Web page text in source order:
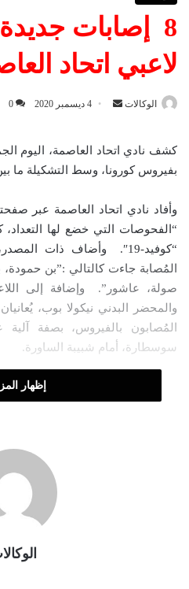
8 إصابات
لاعبي اتحاد
الوكالات
ب
د
إ
ل
ك
ت
ر
و
4 ديسمبر 2020 0
بفيروس كورونا، وسط التشكيلة ما
وأفاد نادي اتحاد العاصمة عبر
“كوفيد-19″. وأضاف ذات
المُصابة جاءت كالتالي :”بن
صولة، عاشور”. وإضافة إلى
والمحضر البدني نيكولا بوب،
المُصابون بالفيروس، بصفة آلية
سوسطارة، أمام شبيبة الساورة.
إظهار